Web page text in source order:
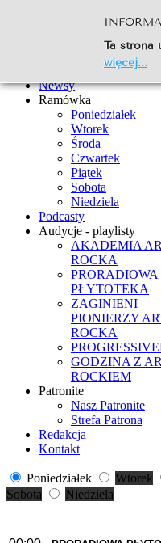
Strona Główna
Newsy
Ramówka
Poniedziałek
Wtorek
Środa
Czwartek
Piątek
Sobota
Niedziela
Podcasty
Audycje - playlisty
AKADEMIA
ROCKA
PRORADIOWA
PŁYTOTEKA
ZAGINIENI
PIONIERZY
ROCKA
GODZINA Z
ROCKIEM
Patronite
Nasz Patronite
Strefa Patrona
Redakcja
Kontakt
Poniedziałek Wtorek
Sobota
Niedziela
Ta strona
więcej...